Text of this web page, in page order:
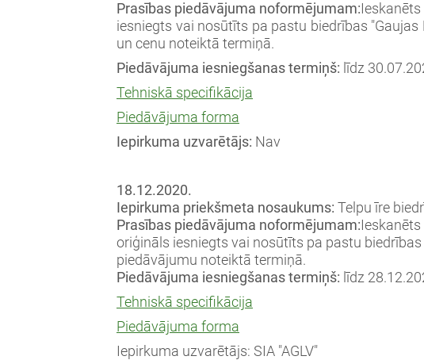
Prasības piedāvājuma noformējumam:
iesniegts vai nosūtīts pa pastu biedrības "Gaujas
un cenu noteiktā termiņā.
Piedāvājuma iesniegšanas termiņš: līdz
Tehniskā specifikācija
Piedāvājuma forma
Iepirkuma uzvarētājs: Nav
18.12.2020.
Iepirkuma priekšmeta nosaukums: Telpu īre
Prasības piedāvājuma noformējumam:
oriģināls iesniegts vai nosūtīts pa pastu biedrības
piedāvājumu noteiktā termiņā.
Piedāvājuma iesniegšanas termiņš: līdz
Tehniskā specifikācija
Piedāvājuma forma
Iepirkuma uzvarētājs: SIA "AGLV"